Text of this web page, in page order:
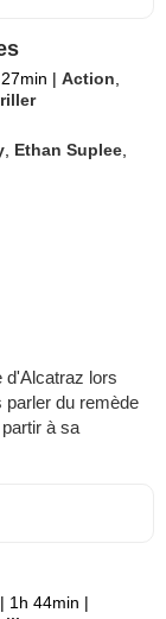
| Action
Ethan Suplee
d'Alcatraz lors
parler du remède
à sa
| 1h 44min |